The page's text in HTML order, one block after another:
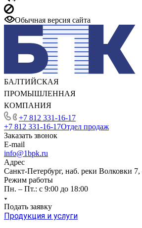
Обычная версия сайта
БАЛТИЙСКАЯ
ПРОМЫШЛЕННАЯ
КОМПАНИЯ
+7 812 331-16-17
+7 812 331-16-17Отдел продаж
Заказать звонок
E-mail
info@1bpk.ru
Адрес
Санкт-Петербург, наб. реки Волковки
Режим работы
Пн. – Пт.: с 9:00 до 18:00
Подать заявку
Продукция и услуги